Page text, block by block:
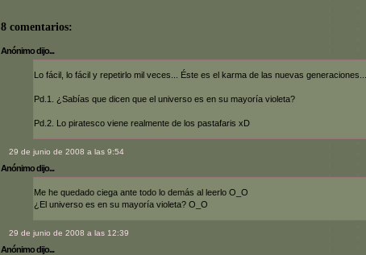
8 comentarios:
Anónimo dijo...
Lo fácil, lo fácil y repetirlo mil veces... Éste es el karma de las nuevas generaciones...
Pd.1. ¿Sabías que dicen que el universo es en su mayoría violeta?
Pd.2. Lo piratesco viene realmente de los pastafaris xD
29 de junio de 2008 a las 9:54
Anónimo dijo...
Me he quedado ciega ante todo lo demás al leerlo O_O
¿El universo es en su mayoría violeta? O_O
29 de junio de 2008 a las 12:39
Anónimo dijo...